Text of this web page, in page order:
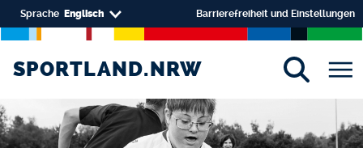
Skip to main content
Select your language
Sprache Englisch Barrierefreiheit und Einstellungen
SPORTLAND.NRW
SPORTLAND.NRW